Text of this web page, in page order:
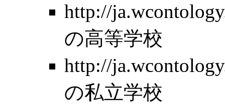
http://
の高等学校
http://
の私立学校